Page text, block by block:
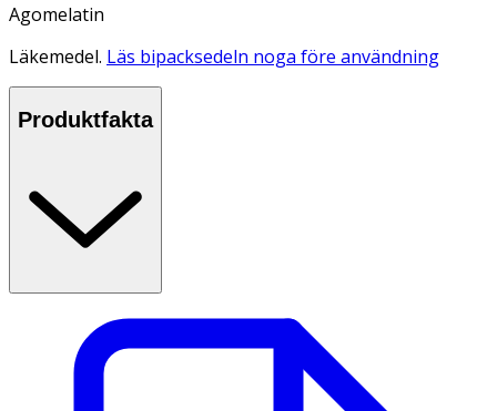
Agomelatin
Läkemedel. Läs bipacksedeln noga före användning
Produktfakta